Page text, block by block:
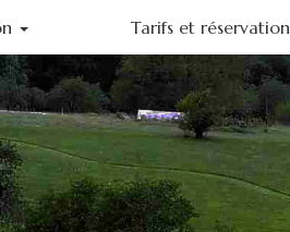
Tarifs et réservation